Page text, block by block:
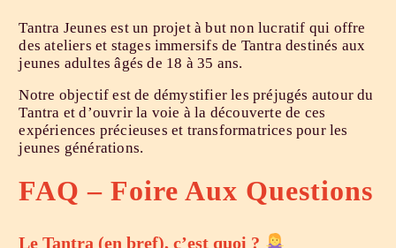
Tantra Jeunes est un projet à but non lucratif qui offre
des ateliers et stages immersifs de Tantra destinés aux
jeunes adultes âgés de 18 à 35 ans.
Notre objectif est de démystifier les préjugés autour du
Tantra et d’ouvrir la voie à la découverte de ces
expériences précieuses et transformatrices pour les
jeunes générations.
FAQ – Foire Aux Questions
Le Tantra (en bref), c’est quoi ?